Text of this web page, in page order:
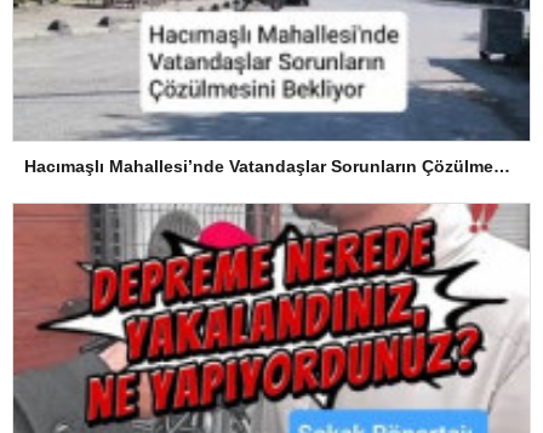
Hacımaşlı Mahallesi’nde Vatandaşlar Sorunların Çözülmesini Bekliyor